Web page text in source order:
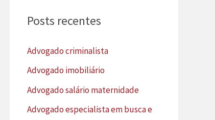
i
p
o
Posts recentes
Advogado criminalista
Advogado imobiliário
Advogado salário maternidade
Advogado especialista em busca e